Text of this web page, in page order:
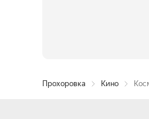
Прохоровка Кино